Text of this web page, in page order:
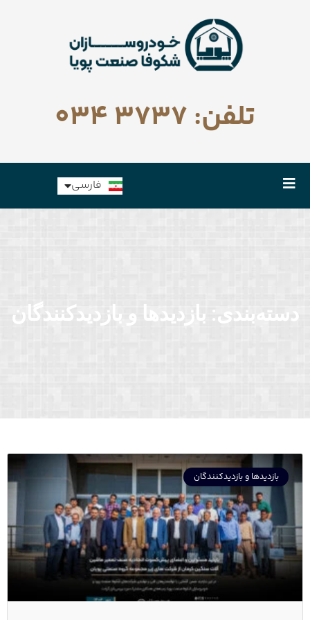
تلفن: 3737 034
فارسی
English
Русский
دسته‌بندی: بازدیدها و بازدیدکنندگان
بازدیدها و بازدیدکنندگان